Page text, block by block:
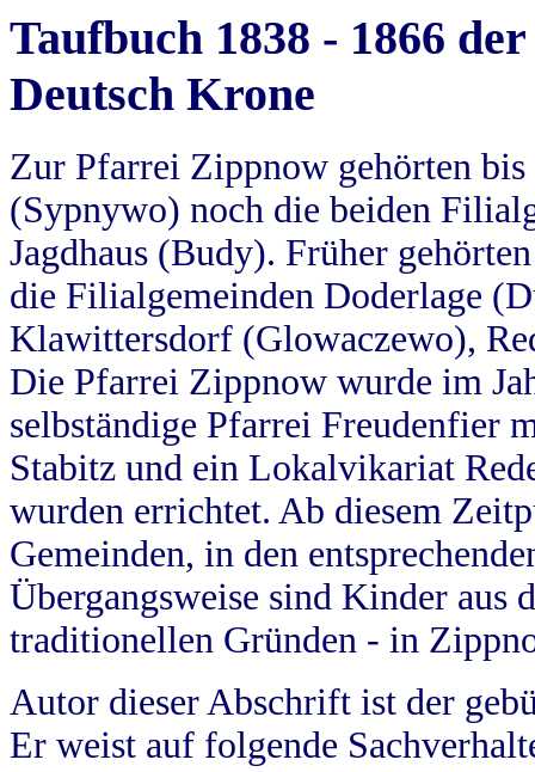
Taufbuch 1838 - 1866
Deutsch Krone
Zur Pfarrei Zippnow gehörten
(Sypnywo) noch die beiden
Jagdhaus (Budy). Früher
die Filialgemeinden Doderlage
Klawittersdorf (Glowaczewo),
Die Pfarrei Zippnow wurde im
selbständige Pfarrei Freudenfier
Stabitz und ein Lokalvikariat
wurden errichtet. Ab diesem
Gemeinden, in den
Übergangsweise sind Kinder aus
traditionellen Gründen - in
Autor dieser Abschrift ist der
Er weist auf folgende